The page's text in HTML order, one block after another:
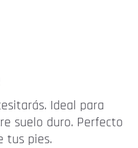
Ideal para
suelo duro. Perfecto
tus pies.